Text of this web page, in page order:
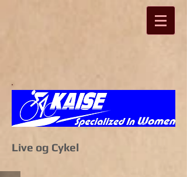
Live og Cykel